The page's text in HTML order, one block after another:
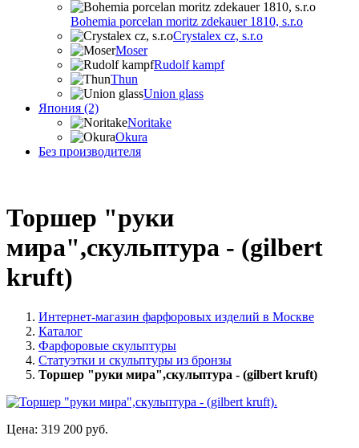
Bohemia porcelan moritz zdekauer 1810, s.r.o
Crystalex cz, s.r.o
Moser
Rudolf kampf
Thun
Union glass
Япония (2)
Noritake
Okura
Без производителя
Торшер "руки
мира",скульптура - (gilbert
kruft)
Интернет-магазин фарфоровых изделий в Москве
Каталог
Фарфоровые скульптуры
Статуэтки и скульптуры из бронзы
Торшер "руки мира",скульптура - (gilbert kruft)
Цена: 319 200 руб.